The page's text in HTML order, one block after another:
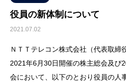
役員の新体制について
2021.07.02
ＮＴＴテレコン株式会社（代表取締
2021年6月30日開催の株主総会及び
会において、以下のとおり役員の人